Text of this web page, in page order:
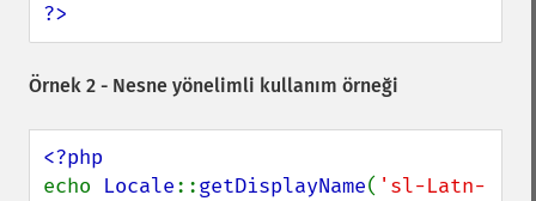
?>
Örnek 2 - Nesne yönelimli kullanım örneği
echo Locale::getDisplayName( 'sl-Latn-